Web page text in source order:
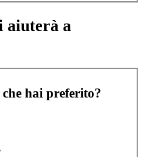
aiuterà a
hai preferito?